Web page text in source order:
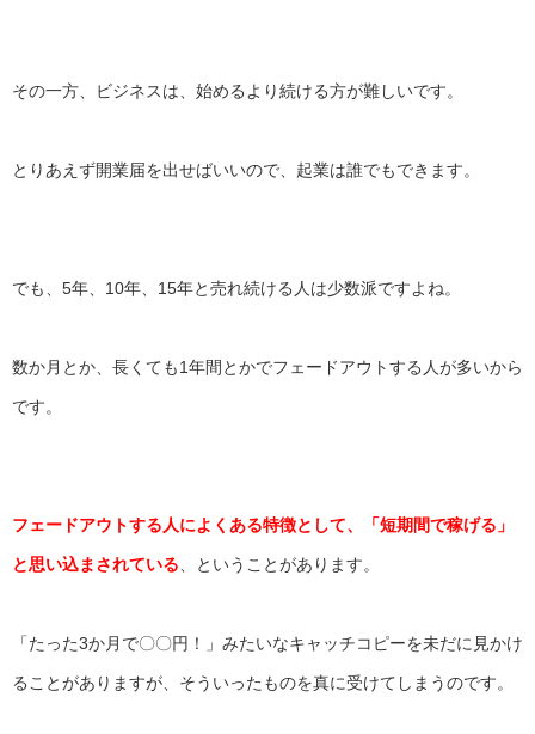
その一方、ビジネスは、始めるより続ける方が難しいです。
とりあえず開業届を出せばいいので、起業は誰でもできます。
でも、5年、10年、15年と売れ続ける人は少数派ですよね。
数か月とか、 長くても1年間とかでフェードアウトする人が多いから
です。
フェードアウトする人によくある特徴として、「短期間で稼げる」
と思い込まされている、ということがあります。
「たった3か月で〇〇円！」 みたいなキャッチコピーを未だに見かけ
ることがありますが、 そういったものを真に受けてしまうのです。